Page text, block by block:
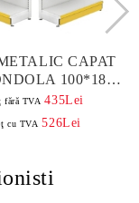
CAPAT
100*180
CM SI 4 POLITE
CM | MOBILIER
MAGAZIN
fără TVA 435Lei
cu TVA 526Lei